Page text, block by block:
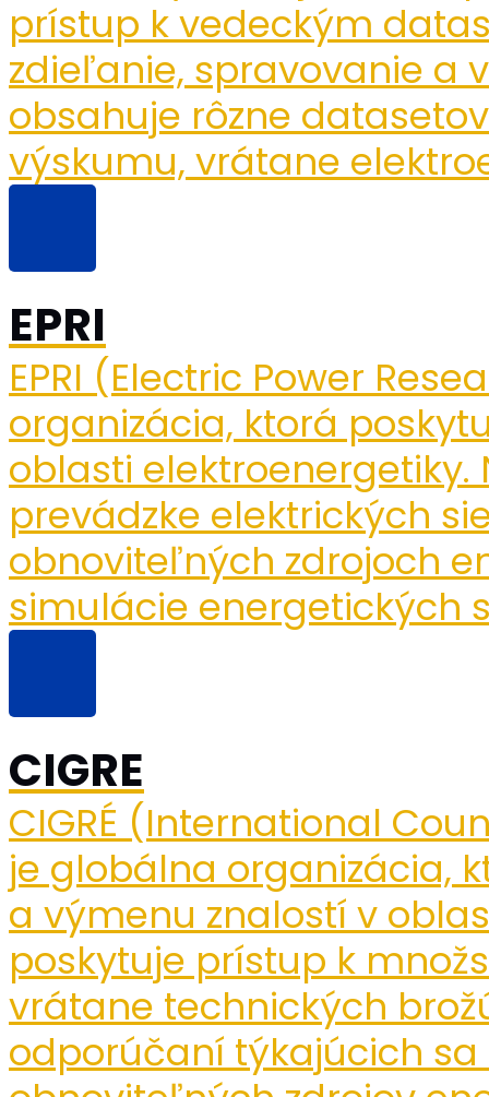
prístup k vedeckým
zdieľanie, spravovanie a
obsahuje rôzne
výskumu, vrátane
EPRI
EPRI (Electric Power
organizácia, ktorá
oblasti elektroenergetiky.
prevádzke elektrických
obnoviteľných zdrojoch
simulácie energetických
CIGRE
CIGRÉ (International
je globálna organizácia,
a výmenu znalostí v
poskytuje prístup k
vrátane technických
odporúčaní týkajúcich